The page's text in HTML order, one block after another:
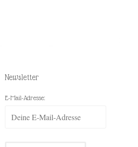
Newsletter
E-Mail-Adresse: